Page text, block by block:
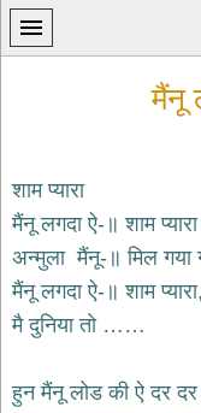
प्रथम
पन्ना
कृष्ण
bhajans
मैंनू
शाम प्यारा
मैंनू लगदा ऐ-॥ शाम
अन्मुला मैंनू-॥ मिल गया
मैंनू लगदा ऐ-॥ शाम प्यारा,
मै दुनिया तो ……
हुन मैंनू लोड की ऐ दर दर